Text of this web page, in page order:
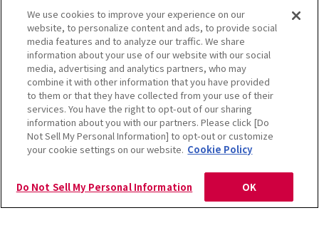
理美容師様向け
美髪情報サイト LICOLO
ヘアカラーミュージアム
アレルギー受託解析サービス
公式通販サイト
利用規約
クッキーポリシー
個人情報保護方針
ソーシャルメディアポリシー
サイトマップ
Copyright Hoyu Co., Ltd. All rights reserved.
We use cookies to improve your experience on our
website, to personalize content and ads, to provide social
media features and to analyze our traffic. We share
information about your use of our website with our social
media, advertising and analytics partners, who may
combine it with other information that you have provided
to them or that they have collected from your use of their
services. You have the right to opt-out of our sharing
information about you with our partners. Please click [Do
Not Sell My Personal Information] to opt-out or customize
your cookie settings on our website. Cookie Policy
Do Not Sell My Personal Information OK